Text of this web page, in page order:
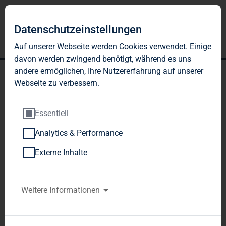
Veröffentlichung gemäß §
26 Abs. 1 WpHG mit dem
Ziel der europaweiten
Datenschutzeinstellungen
Auf unserer Webseite werden Cookies verwendet. Einige
davon werden zwingend benötigt, während es uns
andere ermöglichen, Ihre Nutzererfahrung auf unserer
Webseite zu verbessern.
Essentiell
Analytics & Performance
Externe Inhalte
Weitere Informationen